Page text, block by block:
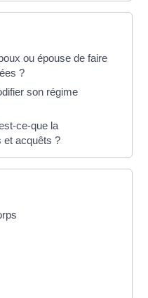
ou épouse de faire
?
son régime
ce-que la
et acquêts ?